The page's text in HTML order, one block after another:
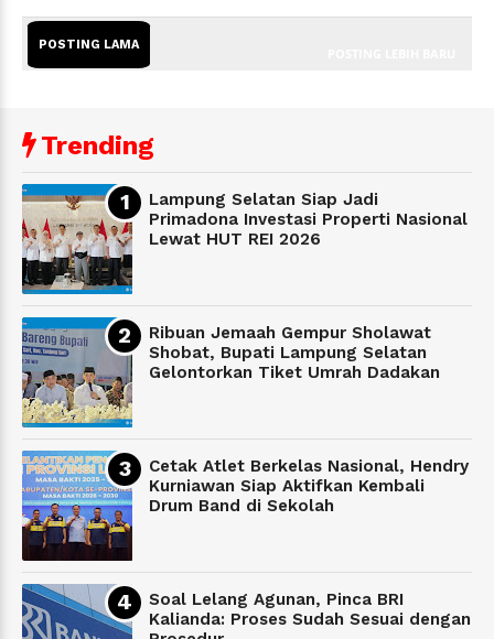
POSTING LAMA
Trending
Lampung Selatan Siap Jadi
Primadona Investasi Properti Nasional
Lewat HUT REI 2026
Ribuan Jemaah Gempur Sholawat
Shobat, Bupati Lampung Selatan
Gelontorkan Tiket Umrah Dadakan
Cetak Atlet Berkelas Nasional, Hendry
Kurniawan Siap Aktifkan Kembali
Drum Band di Sekolah
Soal Lelang Agunan, Pinca BRI
Kalianda: Proses Sudah Sesuai dengan